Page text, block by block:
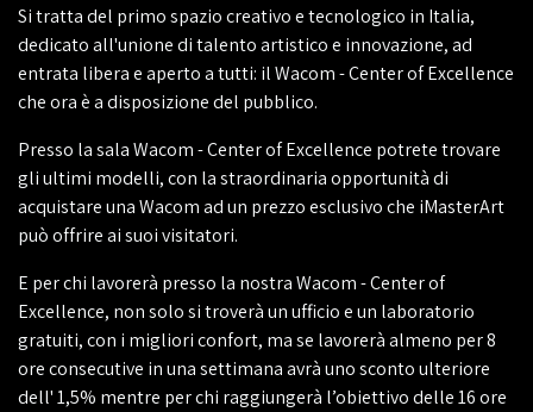
Si tratta del primo spazio creativo e tecnologico in Italia,
dedicato all'unione di talento artistico e innovazione, ad
entrata libera e aperto a tutti: il Wacom - Center of Excellence
che ora è a disposizione del pubblico.
Presso la sala Wacom - Center of Excellence potrete trovare
gli ultimi modelli, con la straordinaria opportunità di
acquistare una Wacom ad un prezzo esclusivo che iMasterArt
può offrire ai suoi visitatori.
E per chi lavorerà presso la nostra Wacom - Center of
Excellence, non solo si troverà un ufficio e un laboratorio
gratuiti, con i migliori confort, ma se lavorerà almeno per 8
ore consecutive in una settimana avrà uno sconto ulteriore
dell' 1,5% mentre per chi raggiungerà l’obiettivo delle 16 ore